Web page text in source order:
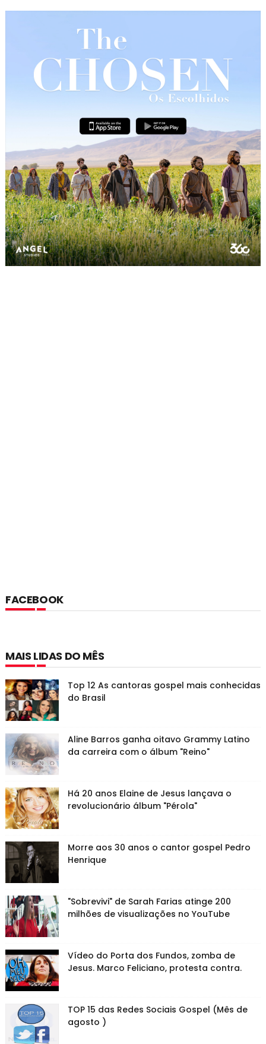
FACEBOOK
MAIS LIDAS DO MÊS
Top 12 As cantoras gospel mais conhecidas
do Brasil
Aline Barros ganha oitavo Grammy Latino
da carreira com o álbum "Reino"
Há 20 anos Elaine de Jesus lançava o
revolucionário álbum "Pérola"
Morre aos 30 anos o cantor gospel Pedro
Henrique
"Sobrevivi" de Sarah Farias atinge 200
milhões de visualizações no YouTube
Vídeo do Porta dos Fundos, zomba de
Jesus. Marco Feliciano, protesta contra.
TOP 15 das Redes Sociais Gospel (Mês de
agosto )